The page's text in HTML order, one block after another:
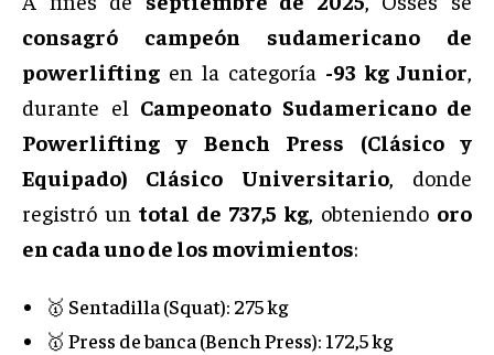
consagró campeón sudamericano de
powerlifting en la categoría -93 kg Junior,
durante el Campeonato Sudamericano de
Powerlifting y Bench Press (Clásico y
Equipado) Clásico Universitario, donde
registró un total de 737,5 kg, obteniendo oro
en cada uno de los movimientos:
🥇 Sentadilla (Squat): 275 kg
🥇 Press de banca (Bench Press): 172,5 kg